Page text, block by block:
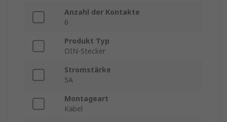
Anzahl der Kontakte
6
Produkt Typ
DIN-Stecker
Stromstärke
5A
Montageart
Kabel